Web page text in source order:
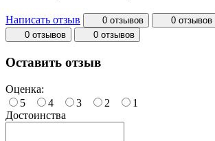
Написать отзыв 0 отзывов 0 отзывов
0 отзывов
0 отзывов
Оставить отзыв
Оценка:
5
4 3 2
1
Достоинства